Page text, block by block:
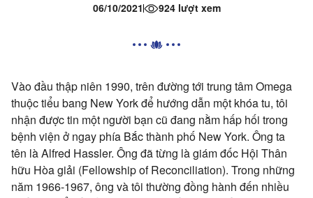
06/10/2021 924 lượt xem
Vào đầu thập niên 1990, trên đường tới trung tâm Omega
thuộc tiểu bang New York để hướng dẫn một khóa tu, tôi
nhận được tin một người bạn cũ đang nằm hấp hối trong
bệnh viện ở ngay phía Bắc thành phố New York. Ông ta
tên là Alfred Hassler. Ông đã từng là giám đốc Hội Thân
hữu Hòa giải (Fellowship of Reconciliation). Trong những
năm 1966-1967, ông và tôi thường đồng hành đến nhiều